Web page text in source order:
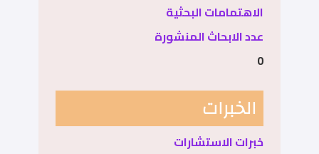
الاهتمامات البحثية
عدد الابحاث المنشورة
0
الخبرات
خبرات الاستشارات